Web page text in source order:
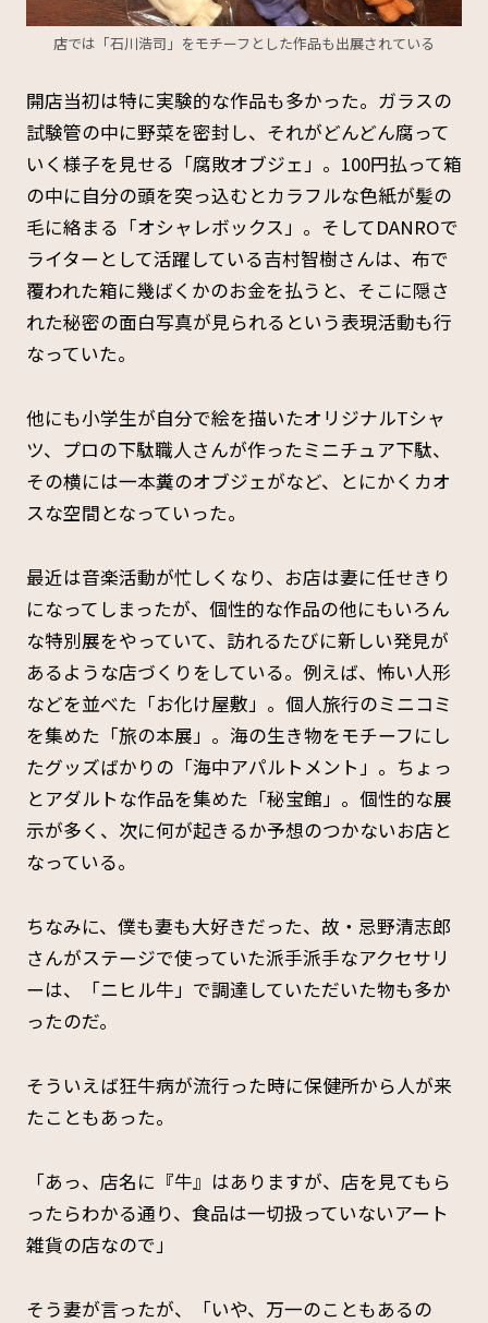
店では「石川浩司」をモチーフとした作品も出展されている
開店当初は特に実験的な作品も多かった。ガラスの
試験管の中に野菜を密封し、それがどんどん腐って
いく様子を見せる「腐敗オブジェ」。100円払って箱
の中に自分の頭を突っ込むとカラフルな色紙が髪の
毛に絡まる「オシャレボックス」。そしてDANROで
ライターとして活躍している吉村智樹さんは、布で
覆われた箱に幾ばくかのお金を払うと、そこに隠さ
れた秘密の面白写真が見られるという表現活動も行
なっていた。
他にも小学生が自分で絵を描いたオリジナルTシャ
ツ、プロの下駄職人さんが作ったミニチュア下駄、
その横には一本糞のオブジェがなど、とにかくカオ
スな空間となっていった。
最近は音楽活動が忙しくなり、お店は妻に任せきり
になってしまったが、個性的な作品の他にもいろん
な特別展をやっていて、訪れるたびに新しい発見が
あるような店づくりをしている。例えば、怖い人形
などを並べた「お化け屋敷」。個人旅行のミニコミ
を集めた「旅の本展」。海の生き物をモチーフにし
たグッズばかりの「海中アパルトメント」。ちょっ
とアダルトな作品を集めた「秘宝館」。個性的な展
示が多く、次に何が起きるか予想のつかないお店と
なっている。
ちなみに、僕も妻も大好きだった、故・忌野清志郎
さんがステージで使っていた派手派手なアクセサリ
ーは、「ニヒル牛」で調達していただいた物も多か
ったのだ。
そういえば狂牛病が流行った時に保健所から人が来
たこともあった。
「あっ、店名に『牛』はありますが、店を見てもら
ったらわかる通り、食品は一切扱っていないアート
雑貨の店なので」
そう妻が言ったが、「いや、万一のこともあるの